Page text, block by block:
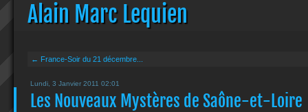
Alain Marc Lequien
← France-Soir du 21 décembre...
Lundi, 3 Janvier 2011 02:01
Les Nouveaux Mystères de Saône-et-Loire